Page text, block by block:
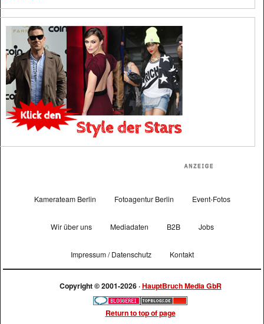
Kamerateam Berlin Fotoagentur Berlin Event-Fotos
Wir über uns Mediadaten B2B Jobs
Impressum / Datenschutz Kontakt
Copyright © 2001-2026 ·HauptBruch Media GbR
Return to top of page